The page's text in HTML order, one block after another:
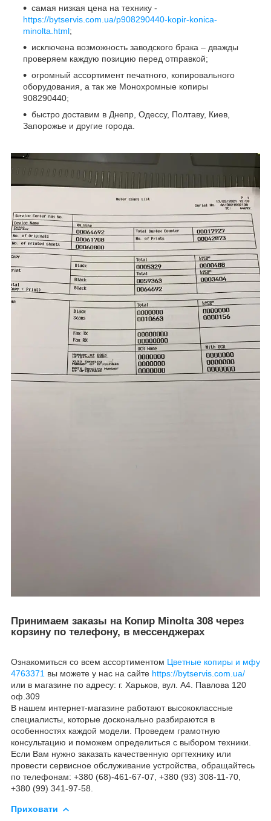
самая низкая цена на технику -
https://bytservis.com.ua/p908290440-kopir-konica-
minolta.html;
исключена возможность заводского брака – дважды
проверяем каждую позицию перед отправкой;
огромный ассортимент печатного, копировального
оборудования, а так же Монохромные копиры
908290440;
быстро доставим в Днепр, Одессу, Полтаву, Киев,
Запорожье и другие города.
Принимаем заказы на Копир Minolta 308 через
корзину по телефону, в мессенджерах
Ознакомиться со всем ассортиментом Цветные копиры и мфу
4763371 вы можете у нас на сайте https://bytservis.com.ua/
или в магазине по адресу: г. Харьков, вул. А4. Павлова 120
оф.309
В нашем интернет-магазине работают высококлассные
специалисты, которые досконально разбираются в
особенностях каждой модели. Проведем грамотную
консультацию и поможем определиться с выбором техники.
Если Вам нужно заказать качественную оргтехнику или
провести сервисное обслуживание устройства, обращайтесь
по телефонам: +380 (68)-461-67-07, +380 (93) 308-11-70,
+380 (99) 341-97-58.
Приховати